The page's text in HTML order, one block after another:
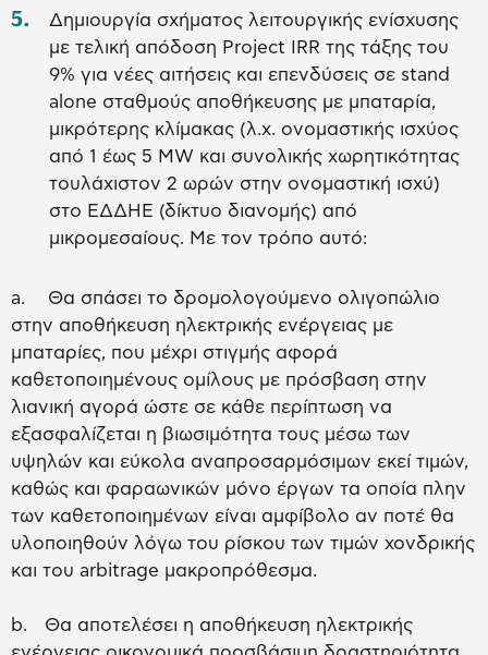
Δημιουργία σχήματος λειτουργικής ενίσχυσης
με τελική απόδοση Project IRR της τάξης του
9% για νέες αιτήσεις και επενδύσεις σε stand
alone σταθμούς αποθήκευσης με μπαταρία,
μικρότερης κλίμακας (λ.χ. ονομαστικής ισχύος
από 1 έως 5 MW και συνολικής χωρητικότητας
τουλάχιστον 2 ωρών στην ονομαστική ισχύ)
στο ΕΔΔΗΕ (δίκτυο διανομής) από
μικρομεσαίους. Με τον τρόπο αυτό:
a. Θα σπάσει το δρομολογούμενο ολιγοπώλιο
στην αποθήκευση ηλεκτρικής ενέργειας με
μπαταρίες, που μέχρι στιγμής αφορά
καθετοποιημένους ομίλους με πρόσβαση στην
λιανική αγορά ώστε σε κάθε περίπτωση να
εξασφαλίζεται η βιωσιμότητα τους μέσω των
υψηλών και εύκολα αναπροσαρμόσιμων εκεί τιμών,
καθώς και φαραωνικών μόνο έργων τα οποία πλην
των καθετοποιημένων είναι αμφίβολο αν ποτέ θα
υλοποιηθούν λόγω του ρίσκου των τιμών χονδρικής
και του arbitrage μακροπρόθεσμα.
b. Θα αποτελέσει η αποθήκευση ηλεκτρικής